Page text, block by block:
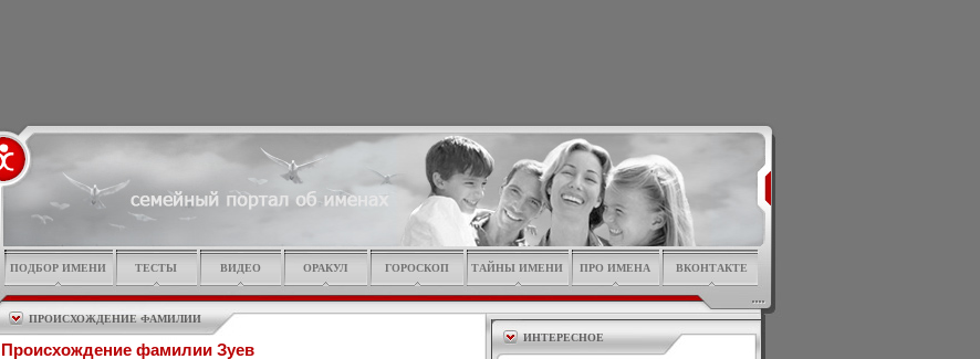
ПОДБОР ИМЕНИ ТЕСТЫ ВИДЕО ОРАКУЛ ГОРОСКОП ТАЙНЫ ИМЕНИ ПРО ИМЕНА ВКОНТАКТЕ
ПРОИСХОЖДЕНИЕ ФАМИЛИИ
Происхождение фамилии Зуев
ИНТЕРЕСНОЕ